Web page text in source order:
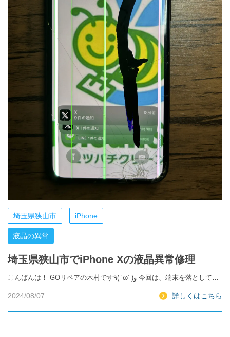
埼玉県狭山市 iPhone
液晶の異常
埼玉県狭山市でiPhone Xの液晶異常修理
こんばんは！ GOリペアの木村です٩( ‘ω’ )و 今回は、端末を落として…
2024/08/07 詳しくはこちら